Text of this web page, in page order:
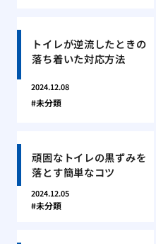
トイレが逆流したときの
落ち着いた対応方法
2024.12.08
未分類
頑固なトイレの黒ずみを
落とす簡単なコツ
2024.12.05
未分類